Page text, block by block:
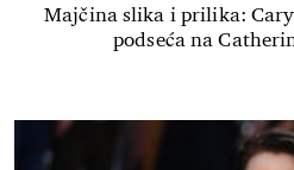
Majčina slika i prilika:
podseća na